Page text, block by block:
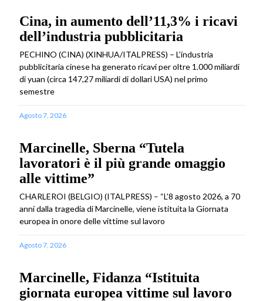
Cina, in aumento dell’11,3% i ricavi
dell’industria pubblicitaria
PECHINO (CINA) (XINHUA/ITALPRESS) – L’industria
pubblicitaria cinese ha generato ricavi per oltre 1.000 miliardi
di yuan (circa 147,27 miliardi di dollari USA) nel primo
semestre
Agosto 7, 2026
Marcinelle, Sberna “Tutela
lavoratori è il più grande omaggio
alle vittime”
CHARLEROI (BELGIO) (ITALPRESS) – “L’8 agosto 2026, a 70
anni dalla tragedia di Marcinelle, viene istituita la Giornata
europea in onore delle vittime sul lavoro
Agosto 7, 2026
Marcinelle, Fidanza “Istituita
giornata europea vittime sul lavoro